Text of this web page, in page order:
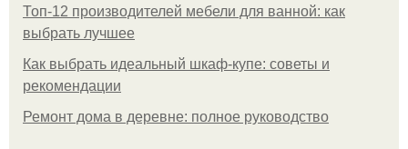
Топ-12 производителей мебели для ванной: как
выбрать лучшее
Как выбрать идеальный шкаф-купе: советы и
рекомендации
Ремонт дома в деревне: полное руководство